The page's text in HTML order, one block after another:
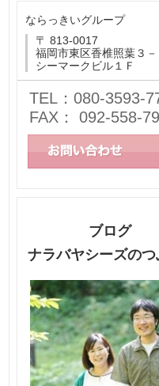
ならっきいグループ
〒 813-0017
福岡市東区香椎照葉
シーマークビル１Ｆ
TEL：080-3593-
FAX： 092-558-
ブログ
ナラバヤシーズのつ